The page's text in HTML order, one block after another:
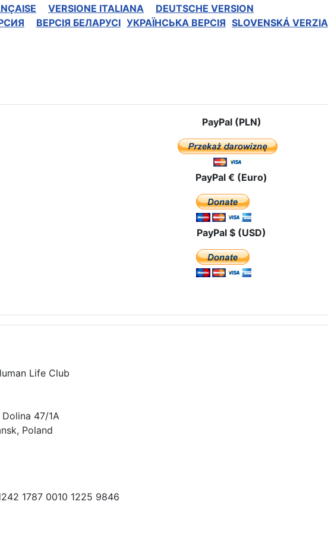
VERSIONE ITALIANA
DEUTSCHE VERSION
BEPCIЯ БЕЛАРУСІ УКРАЇНСЬКА ВЕРСІЯ SLOVENSKÁ VERZIA
The pilgrimage route in Mexico
PayPal (PLN)
PayPal € (Euro)
PayPal $ (USD)
Life Club
47/1A
Poland
1787 0010 1225 9846